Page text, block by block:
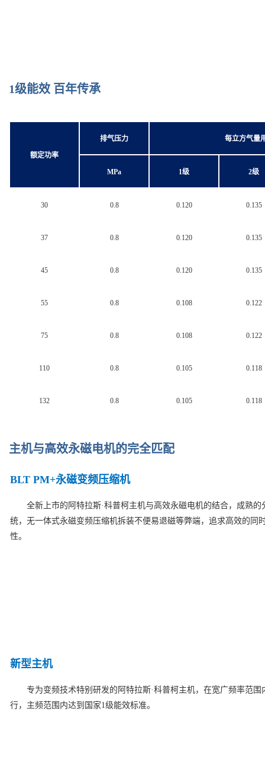
1级能效 百年传承
额定功率
排气压力 每立方气量
MPa 1级 2级
30 0.8 0.120 0.135
37 0.8 0.120 0.135
45 0.8 0.120 0.135
55 0.8 0.108 0.122
75 0.8 0.108 0.122
110 0.8 0.105 0.118
132 0.8 0.105 0.118
主机与高效永磁电机的完全匹配
BLT PM+永磁变频压缩机
全新上市的阿特拉斯·科普柯主机与高效永磁电机的结合，成熟的
统，无一体式永磁变频压缩机拆装不便易退磁等弊端，追求高效的同
性。
新型主机
专为变频技术特别研发的阿特拉斯·科普柯主机，在宽广频率范围
行，主频范围内达到国家1级能效标准。